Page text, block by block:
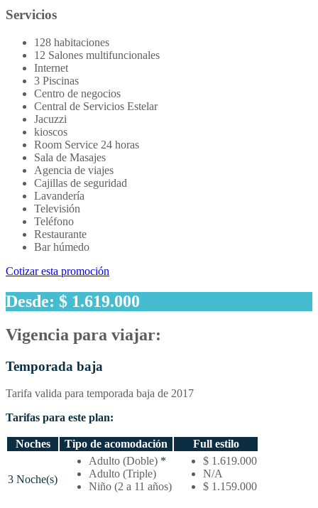
Servicios
128 habitaciones
12 Salones multifuncionales
Internet
3 Piscinas
Centro de negocios
Central de Servicios Estelar
Jacuzzi
kioscos
Room Service 24 horas
Sala de Masajes
Agencia de viajes
Cajillas de seguridad
Lavandería
Televisión
Teléfono
Restaurante
Bar húmedo
Cotizar esta promoción
Desde: $ 1.619.000
Vigencia para viajar:
Temporada baja
Tarifa valida para temporada baja de 2017
Tarifas para este plan:
–
Noches Tipo de acomodación Full estilo
3 Noche(s)
Adulto (Doble) *
Adulto (Triple)
Niño (2 a 11 años)
$ 1.619.000
N/A
$ 1.159.000